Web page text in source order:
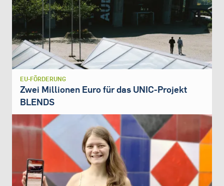
EU-FÖRDERUNG
Zwei Millionen Euro für das UNIC-Projekt
BLENDS